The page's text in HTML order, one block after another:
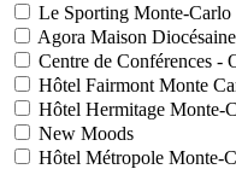
Le Sporting Monte-Carlo
Agora Maison
Centre de Conférences -
Hôtel Fairmont Monte
Hôtel Hermitage Monte-
New Moods
Hôtel Métropole Monte-